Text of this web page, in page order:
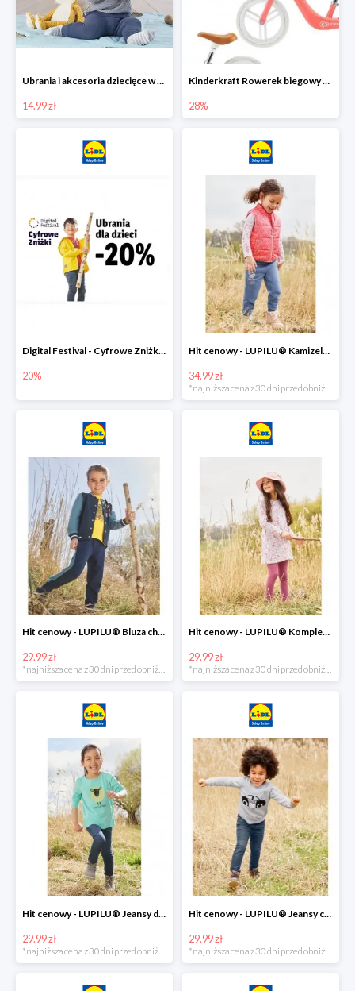
Ubrania i akcesoria dziecięce w Lidlu Online od 14,99 zł
14.99 zł
Kinderkraft Rowerek biegowy Fly
28%
Digital Festival - Cyfrowe Zniżki Ubrania dla dzieci w Lidlu -20%
20%
Hit cenowy - LUPILU® Kamizelka pikowana dziewczęca
34.99 zł
Hit cenowy - LUPILU® Bluza chłopięca w stylu college
29.99 zł
*najniższa cena z 30 dni przed obniżką
Hit cenowy - LUPILU® Komplet dziewczęcy (sukienka + legginsy)
29.99 zł
*najniższa cena z 30 dni przed obniżką
Hit cenowy - LUPILU® Jeansy dziewczęce slim fit
29.99 zł
Hit cenowy - LUPILU® Jeansy chłopięce slim fit
29.99 zł